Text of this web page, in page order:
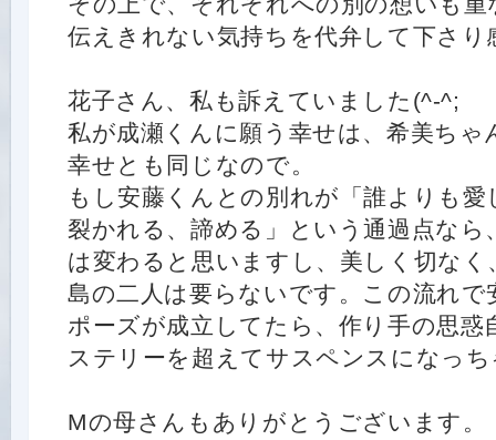
伝えきれない気持ちを代弁して下さり
花子さん、私も訴えていました(^-^;
私が成瀬くんに願う幸せは、希美ちゃ
幸せとも同じなので。
もし安藤くんとの別れが「誰よりも
裂かれる、諦める」という通過点なら
は変わると思いますし、美しく切なく
島の二人は要らないです。この流れで
ポーズが成立してたら、作り手の思惑
ステリーを超えてサスペンスになっ
Mの母さんもありがとうございます。